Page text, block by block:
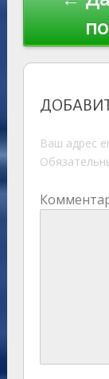
Ваш адрес